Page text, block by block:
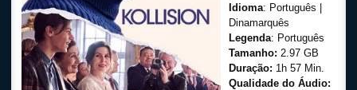
Idioma: Português |
Dinamarquês
Legenda: Português
Tamanho: 2.97 GB
Duração: 1h 57 Min.
Qualidade do Áudio: